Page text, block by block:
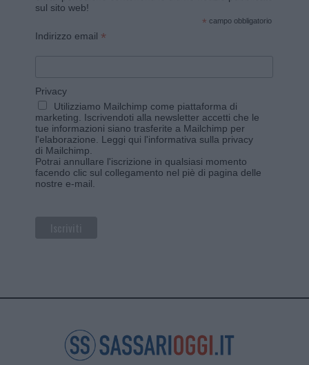
sul sito web!
* campo obbligatorio
Indirizzo email *
Privacy
Utilizziamo Mailchimp come piattaforma di
marketing. Iscrivendoti alla newsletter accetti che le
tue informazioni siano trasferite a Mailchimp per
l'elaborazione. Leggi qui l'informativa sulla privacy
di Mailchimp
Potrai annullare l'iscrizione in qualsiasi momento
facendo clic sul collegamento nel piè di pagina delle
nostre e-mail.